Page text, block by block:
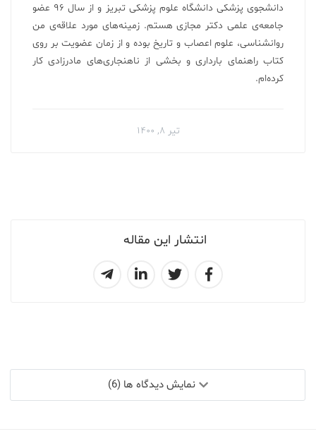
انتشار این مقاله
دانشجوی پزشکی دانشگاه علوم پزشکی تبریز و از سال ۹۶ عضو
جامعه‌ی علمی دکتر مجازی هستم. زمینه‌های مورد علاقه‌ی من
روانشناسی، علوم اعصاب و تاریخ بوده و از زمان عضویت بر روی
کتاب راهنمای بارداری و بخشی از ناهنجاری‌های مادرزادی کار
کرده‌ام.
تیر ۸, ۱۴۰۰
نمایش دیدگاه ها (6)